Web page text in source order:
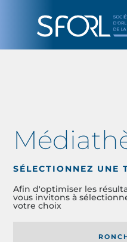
SÉLECTIONNEZ UNE
Afin d'optimiser les
vous invitons à
votre choix